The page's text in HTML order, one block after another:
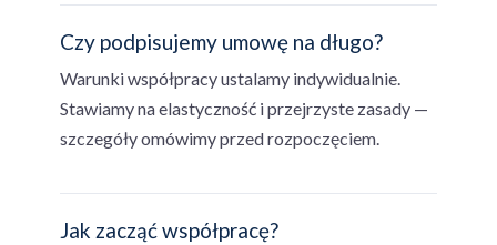
Czy podpisujemy umowę na długo?
Warunki współpracy ustalamy indywidualnie.
Stawiamy na elastyczność i przejrzyste zasady —
szczegóły omówimy przed rozpoczęciem.
Jak zacząć współpracę?